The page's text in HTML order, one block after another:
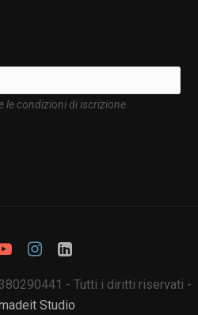
le condizioni di iscrizione
- Tutti i diritti riservati -
Studio